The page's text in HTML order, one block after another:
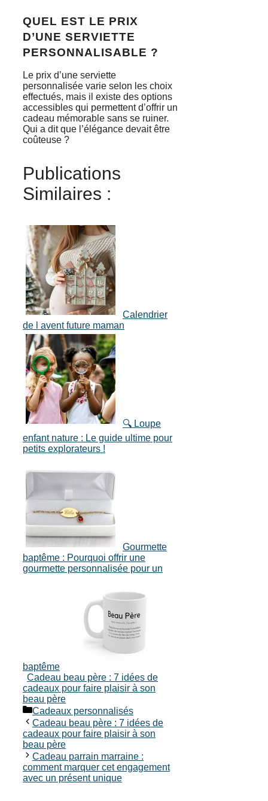
QUEL EST LE PRIX
D’UNE SERVIETTE
PERSONNALISABLE ?
Le prix d’une serviette
personnalisée varie selon les choix
effectués, mais il existe des options
accessibles qui permettent d’offrir un
cadeau mémorable sans se ruiner.
Qui a dit que l’élégance devait être
coûteuse ?
Publications
Similaires :
Calendrier
de l avent future maman
🔍 Loupe
enfant nature : Le guide ultime pour
petits explorateurs !
Gourmette
baptême : Pourquoi offrir une
gourmette personnalisée pour un
baptême
Cadeau beau père : 7 idées de
cadeaux pour faire plaisir à son
beau père
Catégories
Cadeaux personnalisés
Cadeau beau père : 7 idées de
cadeaux pour faire plaisir à son
beau père
Cadeau parrain marraine :
comment marquer cet engagement
avec un présent unique